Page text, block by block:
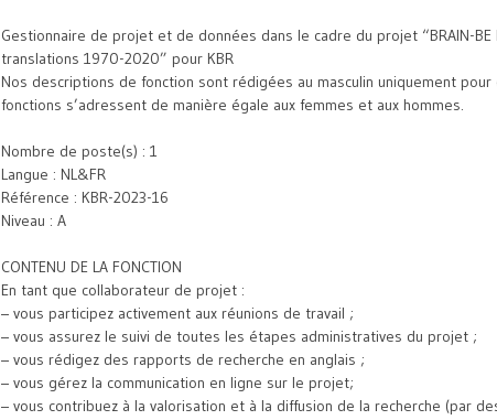
Gestionnaire de projet et de données dans le cadre du projet “BRAIN-BE
translations 1970-2020” pour KBR
Nos descriptions de fonction sont rédigées au masculin uniquement
fonctions s’adressent de manière égale aux femmes et aux hommes.
Nombre de poste(s) : 1
Langue : NL&FR
Référence : KBR-2023-16
Niveau : A
CONTENU DE LA FONCTION
En tant que collaborateur de projet :
– vous participez activement aux réunions de travail ;
– vous assurez le suivi de toutes les étapes administratives du projet ;
– vous rédigez des rapports de recherche en anglais ;
– vous gérez la communication en ligne sur le projet;
– vous contribuez à la valorisation et à la diffusion de la recherche (par